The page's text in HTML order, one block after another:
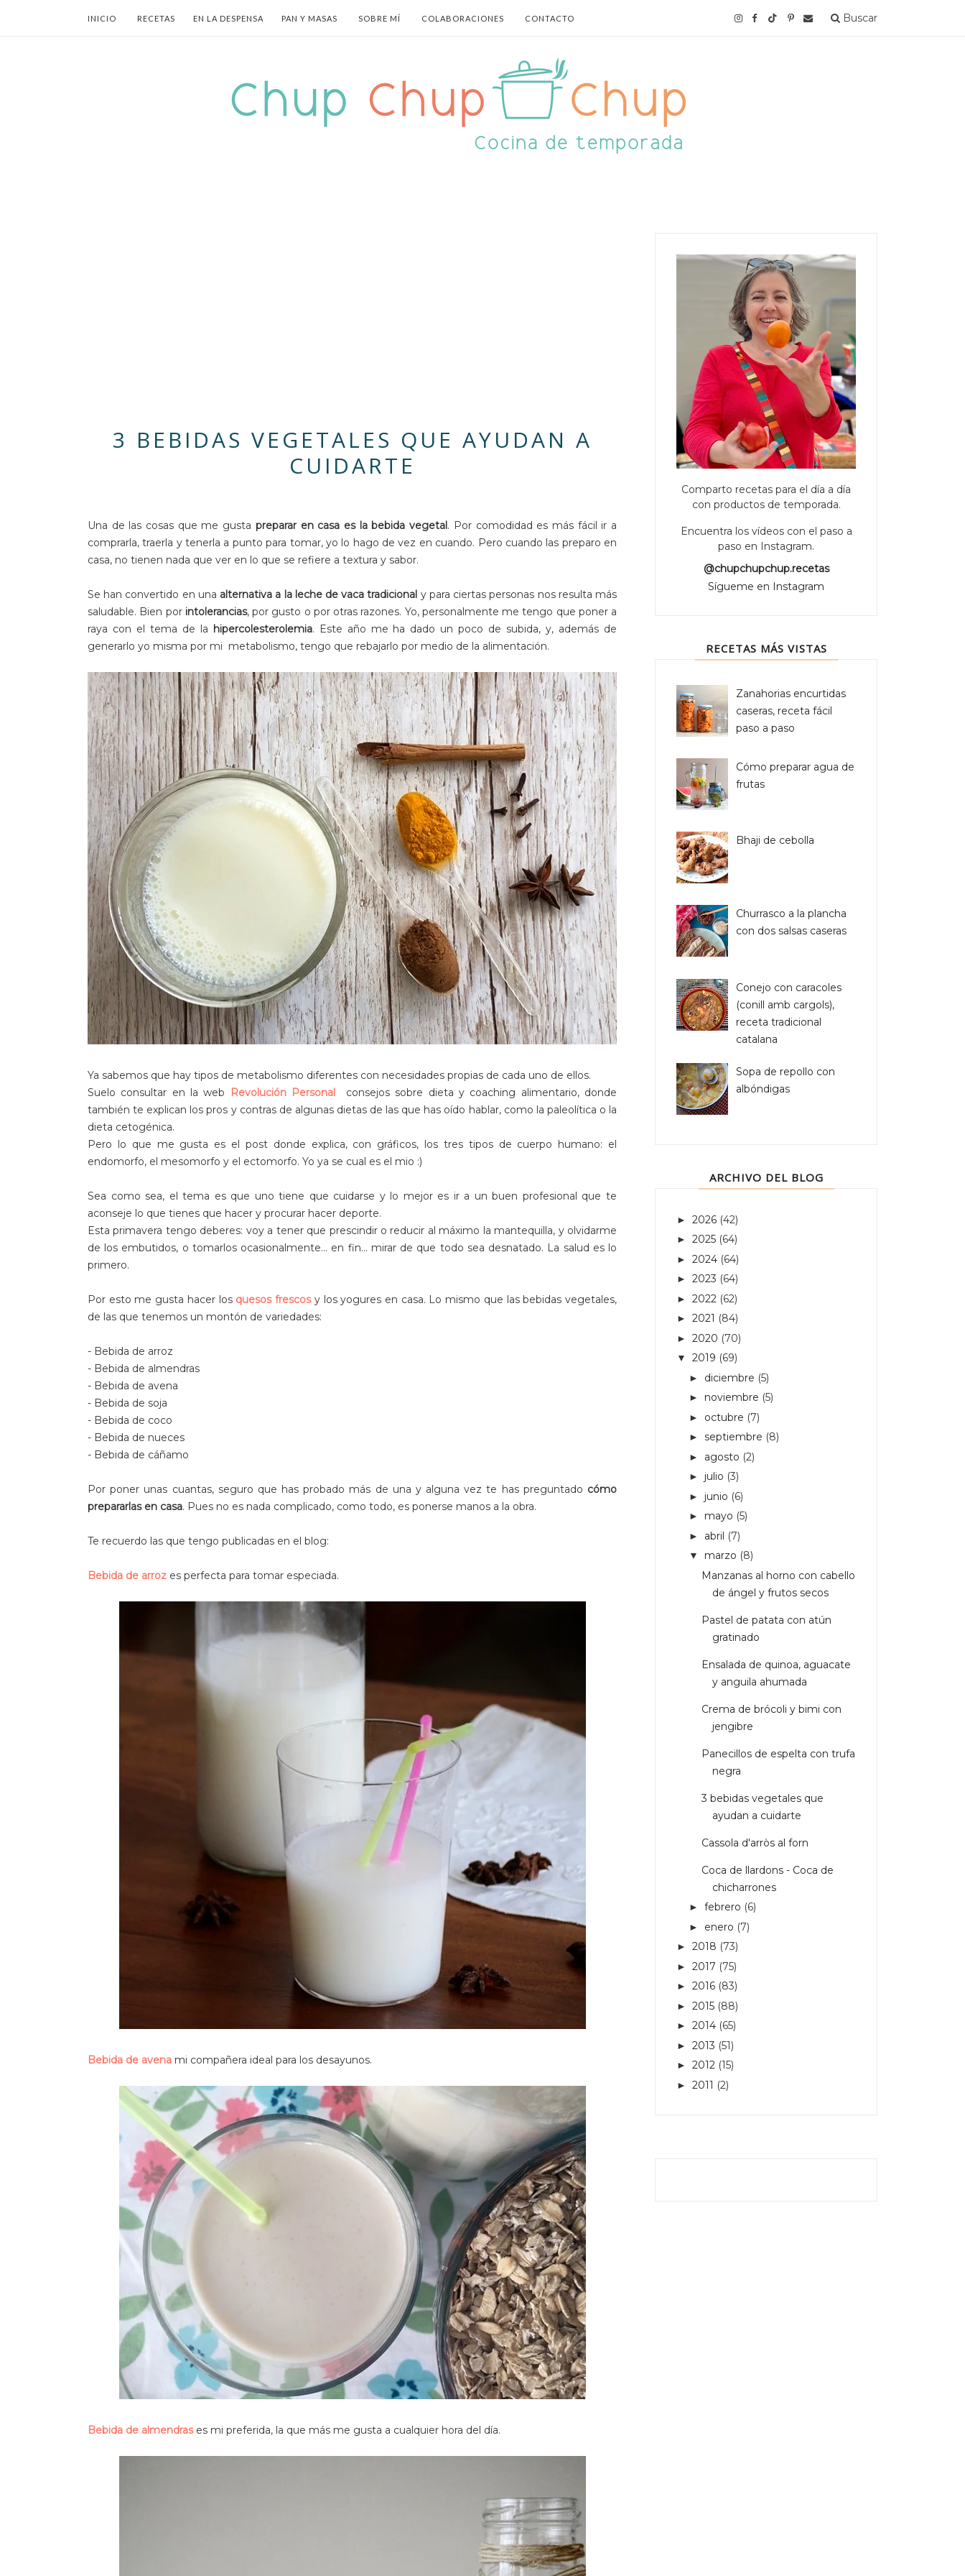
INICIO RECETAS EN LA DESPENSA PAN Y MASAS SOBRE MÍ COLABORACIONES CONTACTO Buscar
3 BEBIDAS VEGETALES QUE AYUDAN A
CUIDARTE
Una de las cosas que me gusta preparar en casa es la bebida vegetal. Por comodidad es más fácil ir a
comprarla, traerla y tenerla a punto para tomar, yo lo hago de vez en cuando. Pero cuando las preparo en
casa, no tienen nada que ver en lo que se refiere a textura y sabor.
Se han convertido en una alternativa a la leche de vaca tradicional y para ciertas personas nos resulta más
saludable. Bien por intolerancias, por gusto o por otras razones. Yo, personalmente me tengo que poner a
raya con el tema de la hipercolesterolemia. Este año me ha dado un poco de subida, y, además de
generarlo yo misma por mi metabolismo, tengo que rebajarlo por medio de la alimentación.
Ya sabemos que hay tipos de metabolismo diferentes con necesidades propias de cada uno de ellos.
Suelo consultar en la web
Revolución Personal
consejos sobre dieta y coaching alimentario, donde
también te explican los pros y contras de algunas dietas de las que has oído hablar, como la paleolítica o la
dieta cetogénica.
Pero lo que me gusta es el post donde explica, con gráficos, los tres tipos de cuerpo humano: el
endomorfo, el mesomorfo y el ectomorfo. Yo ya se cual es el mio :)
Sea como sea, el tema es que uno tiene que cuidarse y lo mejor es ir a un buen profesional que te
aconseje lo que tienes que hacer y procurar hacer deporte.
Esta primavera tengo deberes: voy a tener que prescindir o reducir al máximo la mantequilla, y olvidarme
de los embutidos, o tomarlos ocasionalmente... en fin... mirar de que todo sea desnatado. La salud es lo
primero.
Por esto me gusta hacer los quesos frescos y los yogures en casa. Lo mismo que las bebidas vegetales,
de las que tenemos un montón de variedades:
- Bebida de arroz
- Bebida de almendras
- Bebida de avena
- Bebida de soja
- Bebida de coco
- Bebida de nueces
- Bebida de cáñamo
Por poner unas cuantas, seguro que has probado más de una y alguna vez te has preguntado cómo
prepararlas en casa. Pues no es nada complicado, como todo, es ponerse manos a la obra.
Te recuerdo las que tengo publicadas en el blog:
Bebida de arroz es perfecta para tomar especiada.
Bebida de avena mi compañera ideal para los desayunos.
Bebida de almendras es mi preferida, la que más me gusta a cualquier hora del día.
Comparto recetas para el día a día
con productos de temporada.
Encuentra los vídeos con el paso a
paso en Instagram.
@chupchupchup.recetas
Sígueme en Instagram
RECETAS MÁS VISTAS
Zanahorias encurtidas
caseras, receta fácil
paso a paso
Cómo preparar agua de
frutas
Bhaji de cebolla
Churrasco a la plancha
con dos salsas caseras
Conejo con caracoles
(conill amb cargols),
receta tradicional
catalana
Sopa de repollo con
albóndigas
ARCHIVO DEL BLOG
► 2026 (42)
► 2025 (64)
► 2024 (64)
► 2023 (64)
► 2022 (62)
► 2021 (84)
► 2020 (70)
▼ 2019 (69)
► diciembre (5)
► noviembre (5)
► octubre (7)
► septiembre (8)
► agosto (2)
► julio (3)
► junio (6)
► mayo (5)
► abril (7)
▼ marzo (8)
Manzanas al horno con cabello
de ángel y frutos secos
Pastel de patata con atún
gratinado
Ensalada de quinoa, aguacate
y anguila ahumada
Crema de brócoli y bimi con
jengibre
Panecillos de espelta con trufa
negra
3 bebidas vegetales que
ayudan a cuidarte
Cassola d'arròs al forn
Coca de llardons - Coca de
chicharrones
► febrero (6)
► enero (7)
► 2018 (73)
► 2017 (75)
► 2016 (83)
► 2015 (88)
► 2014 (65)
► 2013 (51)
► 2012 (15)
► 2011 (2)